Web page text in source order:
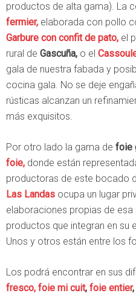
productos de alta gama). La
fermier, elaborada con pollo
Garbure con confit de pato, el
rural de Gascuña, o el
gala de nuestra fabada y
cocina gala. No se deje
rústicas alcanzan un
más exquisitos.
Por otro lado la gama de foie
foie, donde están
productoras de este bocado
Las Landas ocupa un lugar
elaboraciones propias de
productos que integran en su
Unos y otros están entre los
Los podrá encontrar en sus
fresco, foie mi cuit, foie entier,